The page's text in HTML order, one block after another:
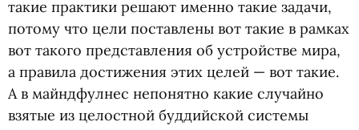
такие практики решают именно такие задачи,
потому что цели поставлены вот такие в рамках
вот такого представления об устройстве мира,
а правила достижения этих целей — вот такие.
А в майндфулнес непонятно какие случайно
взятые из целостной буддийской системы